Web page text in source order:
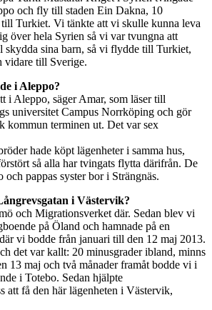
och fly till staden Ein Dakna, 10
Turkiet. Vi tänkte att vi skulle kunna leva
över hela Syrien så vi var tvungna att
sina barn, så vi flydde till Turkiet,
vidare till Sverige.
i Aleppo?
i Aleppo, säger Amar, som läser till
universitet Campus Norrköping och gör
kommun terminen ut. Det var sex
hade köpt lägenheter i samma hus,
så alla har tvingats flytta därifrån. De
pappas syster bor i Strängnäs.
i Västervik?
och Migrationsverket där. Sedan blev vi
på Öland och hamnade på en
vi bodde från januari till den 12 maj 2013.
det var kallt: 20 minusgrader ibland, minns
13 maj och två månader framåt bodde vi i
i Totebo. Sedan hjälpte
att få den här lägenheten i Västervik,